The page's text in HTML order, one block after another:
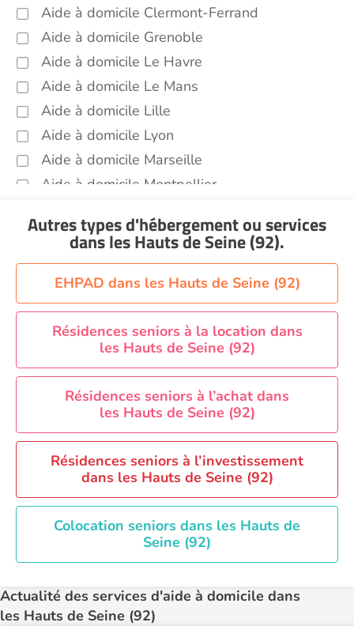
Aide à domicile Clermont-Ferrand
Aide à domicile Grenoble
Aide à domicile Le Havre
Aide à domicile Le Mans
Aide à domicile Lille
Aide à domicile Lyon
Aide à domicile Marseille
Aide à domicile Montpellier
Aide à domicile Nice
Aide à domicile Orléans
Aide à domicile Paris
Aide à domicile Perpignan
Aide à domicile Rennes
Aide à domicile Saint-Etienne
Aide à domicile Toulouse
Recherche par ville
Autres types d'hébergement ou services
dans les Hauts de Seine (92).
EHPAD dans les Hauts de Seine (92)
Résidences seniors à la location dans
les Hauts de Seine (92)
Résidences seniors à l’achat dans
les Hauts de Seine (92)
Résidences seniors à l’investissement
dans les Hauts de Seine (92)
Colocation seniors dans les Hauts de
Seine (92)
Actualité des services d'aide à domicile dans
les Hauts de Seine (92)